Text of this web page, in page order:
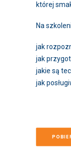
której
Na
jak
jak
jakie są
jak